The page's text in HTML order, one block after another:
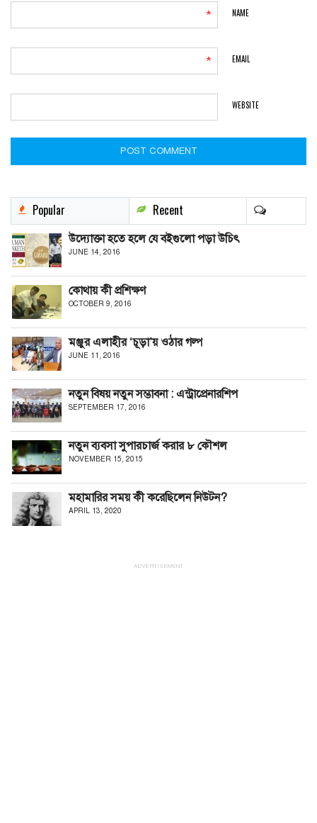
NAME
*
EMAIL
*
WEBSITE
Popular Recent
উদ্যোক্তা হতে হলে যে বইগুলো পড়া উচিৎ
JUNE 14, 2016
কোথায় কী প্রশিক্ষণ
OCTOBER 9, 2016
মঞ্জুর এলাহীর ‘চূড়া’য় ওঠার গল্প
JUNE 11, 2016
নতুন বিষয় নতুন সম্ভাবনা : এন্ট্রাপ্রেনারশিপ
SEPTEMBER 17, 2016
নতুন ব্যবসা সুপারচার্জ করার ৮ কৌশল
NOVEMBER 15, 2015
মহামারির সময় কী করেছিলেন নিউটন?
APRIL 13, 2020
ADVERTISEMENT